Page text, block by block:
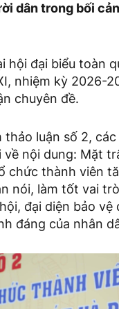
dân trong bối
hội đại biểu toàn
nhiệm kỳ 2026-
chuyên đề.
thảo luận số 2,
nội dung: Mặt
chức thành viên
nói, làm tốt vai
đại diện bảo vệ
đáng của nhân